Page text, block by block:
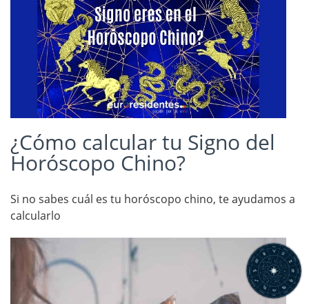
¿Cómo calcular tu Signo del
Horóscopo Chino?
Si no sabes cuál es tu horóscopo chino, te ayudamos a
calcularlo